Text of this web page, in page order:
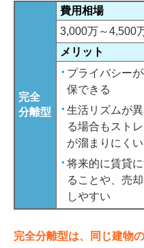
完全
分離型
費用相場
3,000万～4,500
メリット
プライバシー
保できる
生活リズムが
る場合もスト
が溜まりにくい
将来的に賃貸
ることや、売
しやすい
完全分離型は、同じ建物